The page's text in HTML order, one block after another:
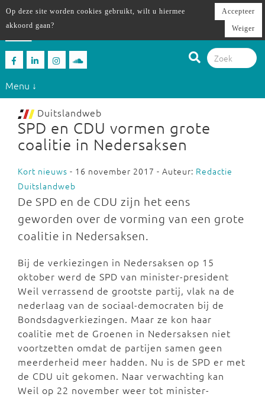
Menu ↓
Duitslandweb
SPD en CDU vormen grote
coalitie in Nedersaksen
Kort nieuws - 16 november 2017 - Auteur: Redactie
Duitslandweb
De SPD en de CDU zijn het eens
geworden over de vorming van een grote
coalitie in Nedersaksen.
Bij de verkiezingen in Nedersaksen op 15
oktober werd de SPD van minister-president
Weil verrassend de grootste partij, vlak na de
nederlaag van de sociaal-democraten bij de
Bondsdagverkiezingen. Maar ze kon haar
coalitie met de Groenen in Nedersaksen niet
voortzetten omdat de partijen samen geen
meerderheid meer hadden. Nu is de SPD er met
de CDU uit gekomen. Naar verwachting kan
Weil op 22 november weer tot minister-
Op deze site worden cookies gebruikt, wilt u hiermee
akkoord gaan?
Accepteer
Weiger